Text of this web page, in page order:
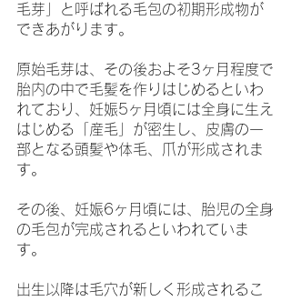
毛芽」と呼ばれる毛包の初期形成物が
できあがります。
原始毛芽は、その後およそ3ヶ月程度で
胎内の中で毛髪を作りはじめるといわ
れており、妊娠5ヶ月頃には全身に生え
はじめる「産毛」が密生し、皮膚の一
部となる頭髪や体毛、爪が形成されま
す。
その後、妊娠6ヶ月頃には、胎児の全身
の毛包が完成されるといわれていま
す。
出生以降は毛穴が新しく形成されるこ